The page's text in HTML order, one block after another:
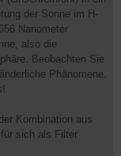
der Sonne im H-
Nanometer
also die
Beobachten Sie
Phänomene.
Kombination aus
sich als Filter